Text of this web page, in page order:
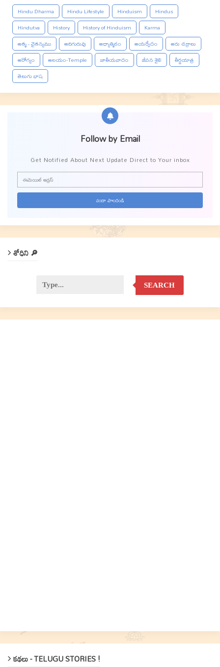
Hindu Dharma Hindu Lifestyle Hinduism
Hindus
Hindutva
History History of Hinduism
Karma
ఆత్మ - చైతన్యము
ఆదిగురువు ఆధ్యాత్మికం ఆయర్వేదం
ఆరు చక్రాలు
ఆరోగ్యం
ఆలయం-Temple జాతీయవాదం జీవన శైలి
తీర్థయాత్ర
తెలుగు భాష
Follow by Email
Get Notified About Next Update Direct to Your inbox
శోధిని 🔎
SEARCH
కథలు - TELUGU STORIES !